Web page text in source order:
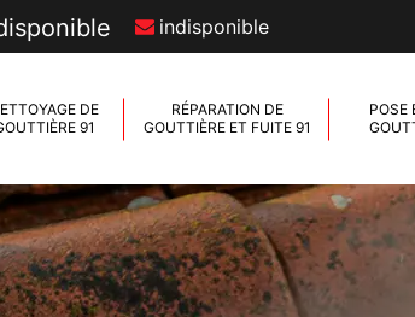
indisponible
DE
91
RÉPARATION DE
GOUTTIÈRE ET FUITE 91
POSE